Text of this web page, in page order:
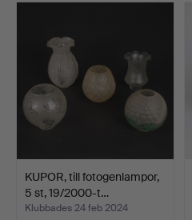
KUPOR, till fotogenlampor,
5 st, 19/2000-t…
Klubbades 24 feb 2024